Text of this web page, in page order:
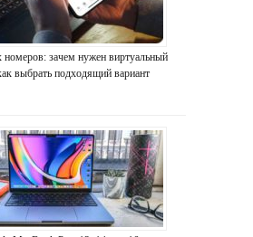
номеров: зачем нужен виртуальный
выбрать подходящий вариант